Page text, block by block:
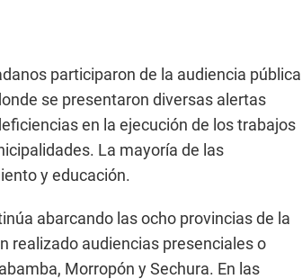
participaron de la audiencia pública
se presentaron diversas alertas
en la ejecución de los trabajos
La mayoría de las
y educación.
abarcando las ocho provincias de la
realizado audiencias presenciales o
Morropón y Sechura. En las